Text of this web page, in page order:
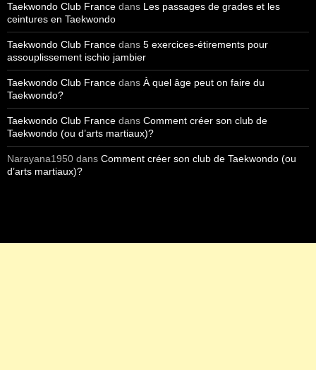
Taekwondo Club France dans Les passages de grades et les
ceintures en Taekwondo
Taekwondo Club France dans 5 exercices-étirements pour
assouplissement ischio jambier
Taekwondo Club France dans À quel âge peut on faire du
Taekwondo?
Taekwondo Club France dans Comment créer son club de
Taekwondo (ou d’arts martiaux)?
Narayana1950 dans Comment créer son club de Taekwondo (ou
d’arts martiaux)?